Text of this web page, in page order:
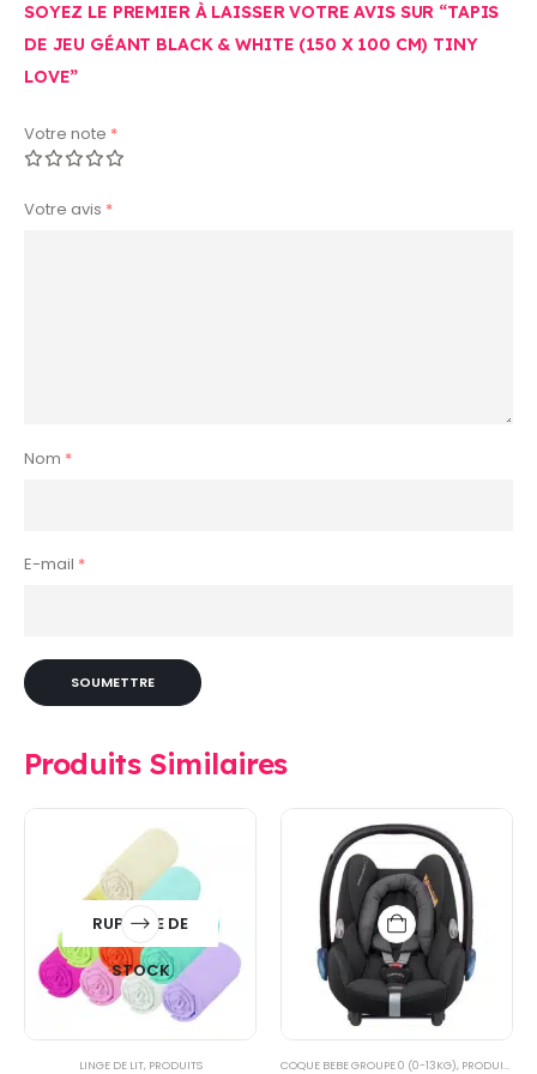
SOYEZ LE PREMIER À LAISSER VOTRE AVIS SUR “TAPIS
DE JEU GÉANT BLACK & WHITE (150 X 100 CM) TINY
LOVE”
Votre note *
Votre avis *
Nom *
E-mail *
Produits Similaires
RUPTURE DE
STOCK
LINGE DE LIT, PRODUITS COQUE BEBE GROUPE 0 (0-13KG), PRODUITS